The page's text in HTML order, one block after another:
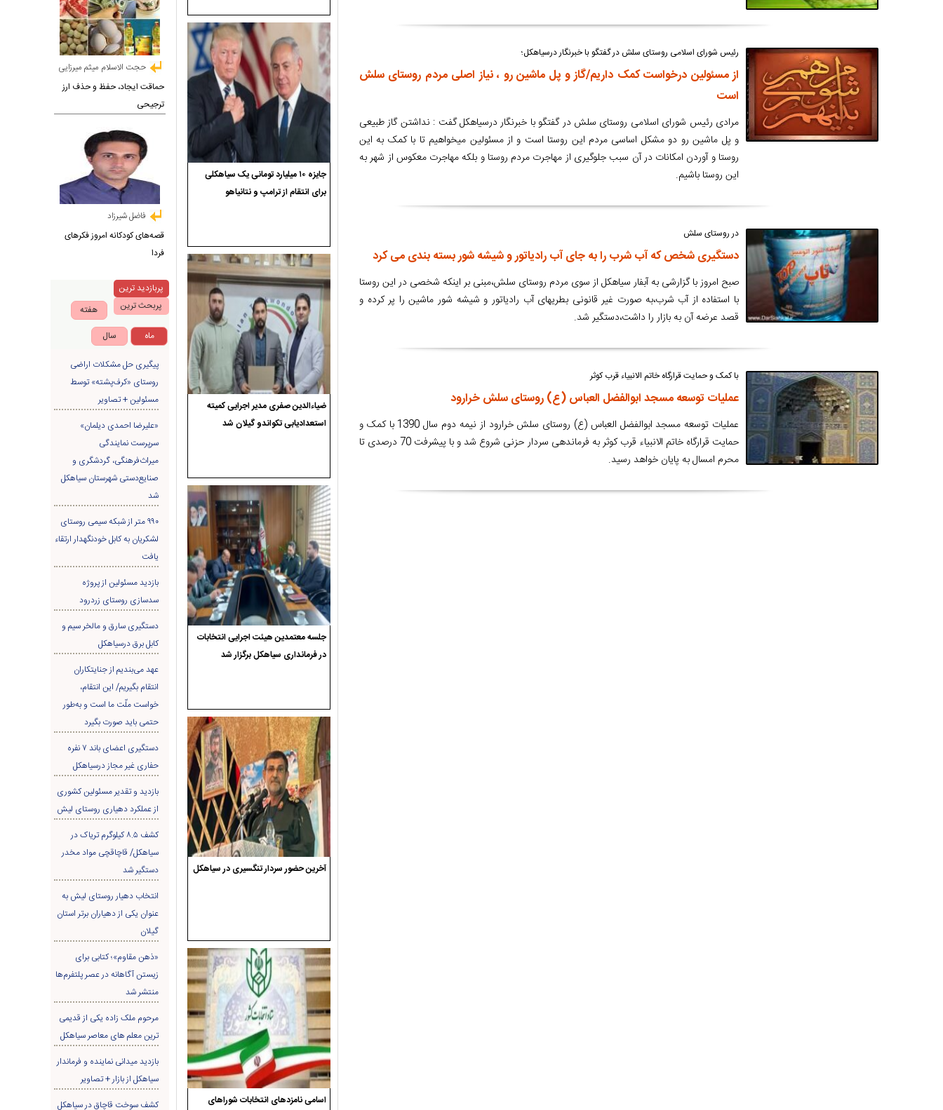
رئیس شورای اسلامی روستای سلش در گفتگو با خبرنگار درسیاهکل؛
از مسئولین درخواست کمک داریم/گاز و پل ماشین رو ، نیاز اصلی مردم روستای سلش
است
مرادی رئیس شورای اسلامی روستای سلش در گفتگو با خبرنگار درسیاهکل گفت : نداشتن گاز طبیعی
و پل ماشین رو دو مشکل اساسی مردم این روستا است و از مسئولین میخواهیم تا با کمک به این
روستا و آوردن امکانات در آن سبب جلوگیری از مهاجرت مردم روستا و بلکه مهاجرت معکوس از شهر به
این روستا باشیم.
در روستای سلش
دستگیری شخص که آب شرب را به جای آب رادیاتور و شیشه شور بسته بندی می کرد
صبح امروز با گزارشی به آبفار سیاهکل از سوی مردم روستای سلش،مبنی بر اینکه شخصی در این روستا
با استفاده از آب شرب،به صورت غیر قانونی بطریهای آب رادیاتور و شیشه شور ماشین را پر کرده و
قصد عرضه آن به بازار را داشت،دستگیر شد.
با کمک و حمایت قرارگاه خاتم الانبیاء قرب کوثر
عملیات توسعه مسجد ابوالفضل العباس (ع) روستای سلش خرارود
عملیات توسعه مسجد ابوالفضل العباس (ع) روستای سلش خرارود از نیمه دوم سال 1390 با کمک و
حمایت قرارگاه خاتم الانبیاء قرب کوثر به فرماندهی سردار حزنی شروع شد و با پیشرفت 70 درصدی تا
محرم امسال به پایان خواهد رسید.
جایزه ۱۰ میلیارد تومانی یک سیاهکلی
برای انتقام از ترامپ و نتانیاهو
ضیاءالدین صفری مدیر اجرایی کمیته
استعدادیابی تکواندو گیلان شد
جلسه معتمدین هیئت اجرایی انتخابات
در فرمانداری سیاهکل برگزار شد
آخرین حضور سردار تنگسیری در سیاهکل
اسامی نامزدهای انتخابات شوراهای
حجت الاسلام میثم میرزایی
حماقت ایجاد، حفظ و حذف ارز
ترجیحی
فاضل شیرزاد
قصه‌های کودکانه امروز فکرهای
فردا
پربازدید ترین
پربحث ترین
هفته
ماه
سال
پیگیری حل مشکلات اراضی
روستای «کرف‌پشته» توسط
مسئولین + تصاویر
«علیرضا احمدی دیلمان»
سرپرست نمایندگی
میراث‌فرهنگی، گردشگری و
صنایع‌دستی شهرستان سیاهکل
شد
۹۹۰ متر از شبکه سیمی روستای
لشکریان به کابل خودنگهدار ارتقاء
یافت
بازدید مسئولین از پروژه
سدسازی روستای زردرود
دستگیری سارق و مالخر سیم و
کابل برق درسیاهکل
عهد می‌بندیم از جنایتکاران
انتقام بگیریم/ این انتقام،
خواست ملّت ما است و به‌طور
حتمی باید صورت بگیرد
دستگیری اعضای باند ۷ نفره
حفاری غير مجاز درسیاهکل
بازدید و تقدیر مسئولین کشوری
از عملکرد دهیاری روستای لیش
کشف ۸.۵ کیلوگرم تریاک در
سیاهکل/ قاچاقچی مواد مخدر
دستگیر شد
انتخاب دهیار روستای لیش به
عنوان یکی از دهیاران برتر استان
گیلان
«ذهن مقاوم»؛ کتابی برای
زیستن آگاهانه در عصر پلتفرم‌ها
منتشر شد
مرحوم ملک زاده یکی از قدیمی
ترین معلم های معاصر سیاهکل
بازدید میدانی نماینده و فرماندار
سیاهکل از بازار + تصاویر
کشف سوخت قاچاق در سياهکل